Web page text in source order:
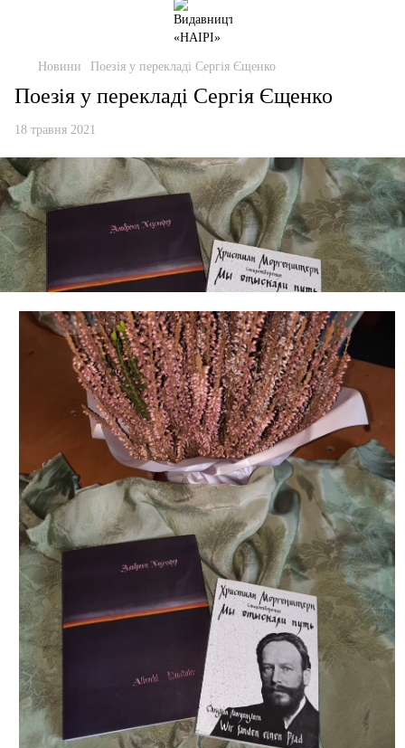
Новини Поезія у перекладі Сергія Єщенко
Поезія у перекладі Сергія Єщенко
18 травня 2021